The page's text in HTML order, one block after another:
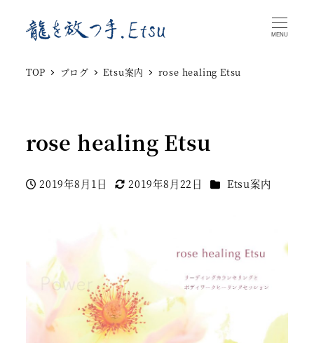
MENU
TOP ブログ Etsu案内 rose healing Etsu
rose healing Etsu
投稿日
2019年8月1日
更新日
2019年8月22日 カテゴリー
Etsu案内